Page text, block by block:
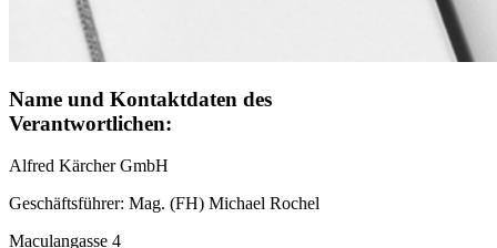
Name und Kontaktdaten des
Verantwortlichen:
Alfred Kärcher GmbH
Geschäftsführer: Mag. (FH) Michael Rochel
Maculangasse 4